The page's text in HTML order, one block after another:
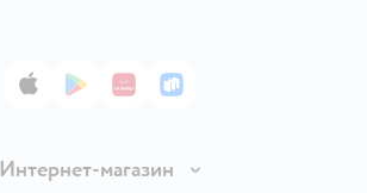
App StoreGoogle Play
AppGallery
RuStore
Интернет-магазин